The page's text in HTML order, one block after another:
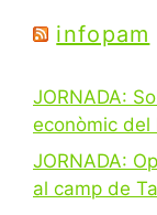
infopam
JORNADA:
econòmic del
JORNADA:
al camp de